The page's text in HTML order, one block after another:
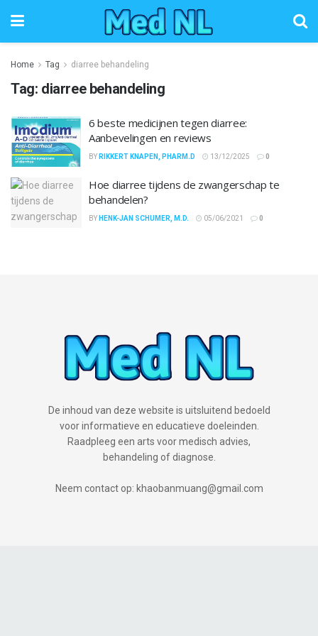
Home Tag diarree behandeling
Tag: diarree behandeling
6 beste medicijnen tegen diarree:
Aanbevelingen en reviews
BY RIKKERT KNAPEN, PHARM.D 13/12/2025 0
Hoe diarree tijdens de zwangerschap te
behandelen?
BY HENK-JAN SCHUMER, M.D. 05/06/2021 0
De inhoud van deze website is uitsluitend bedoeld
voor informatieve en educatieve doeleinden.
Raadpleeg een arts voor medisch advies,
behandeling of diagnose.
Neem contact op: khaobanmuang@gmail.com